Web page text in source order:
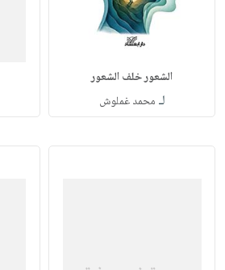
الشعور خلف الشعور
لـ محمد غملوش